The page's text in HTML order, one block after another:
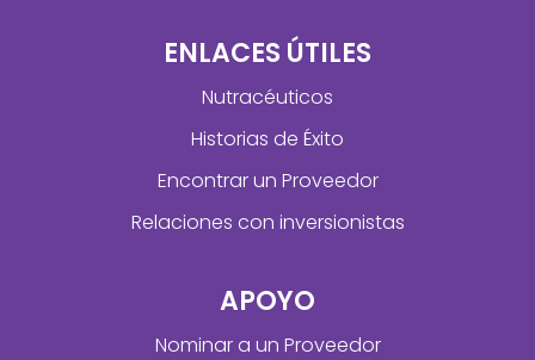
ENLACES ÚTILES
Nutracéuticos
Historias de Éxito
Encontrar un Proveedor
Relaciones con inversionistas
APOYO
Nominar a un Proveedor